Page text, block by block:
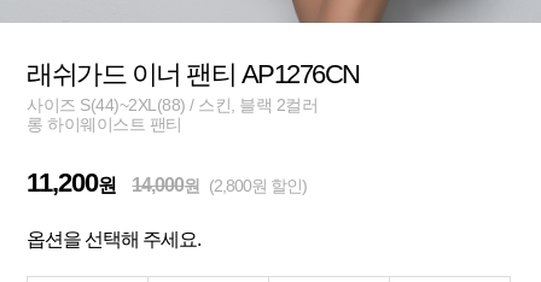
래쉬가드 이너 팬티 AP1276CN
사이즈 S(44)~2XL(88) / 스킨, 블랙 2컬러
롱 하이웨이스트 팬티
11,200원 14,000원 (2,800원 할인)
옵션을 선택해 주세요.